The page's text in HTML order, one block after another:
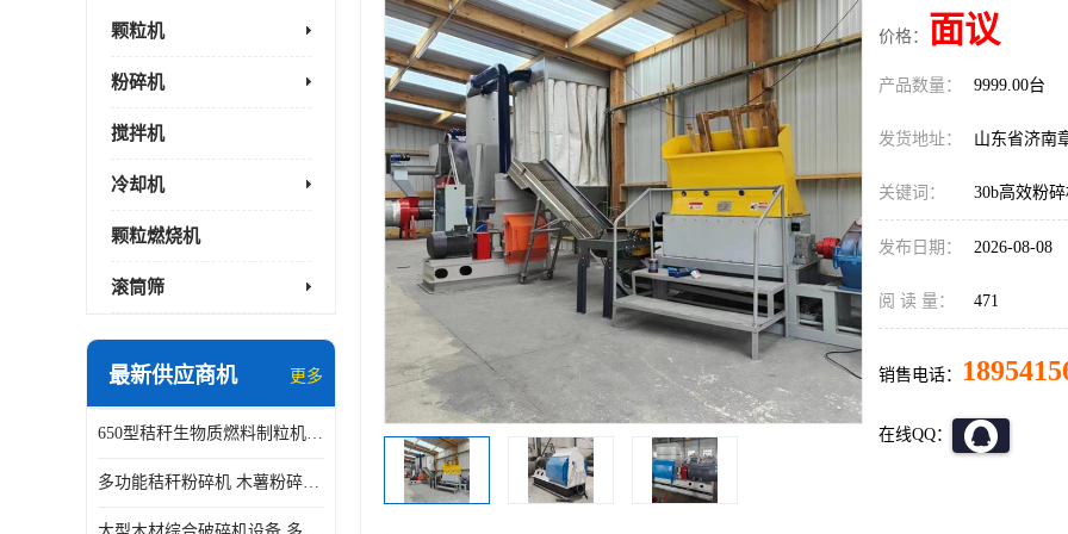
颗粒机
粉碎机
搅拌机
冷却机
颗粒燃烧机
滚筒筛
最新供应商机 更多
650型秸秆生物质燃料制粒机 豆粨麸皮造粒机 平模木屑颗粒机
多功能秸秆粉碎机 木薯粉碎机 自有工厂
价格： 面议
产品数量： 9999.00台
发货地址： 山东省济南
关键词： 30b高效粉
发布日期： 2026-08-08
阅 读 量： 471
销售电话：
在线QQ：